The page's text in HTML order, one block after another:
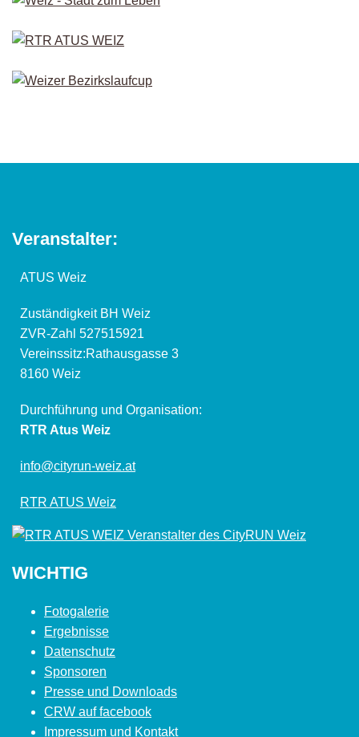
Veranstalter:
ATUS Weiz
Zuständigkeit BH Weiz
ZVR-Zahl 527515921
Vereinssitz:Rathausgasse 3
8160 Weiz
Durchführung und Organisation:
RTR Atus Weiz
info@cityrun-weiz.at
RTR ATUS Weiz
WICHTIG
Fotogalerie
Ergebnisse
Datenschutz
Sponsoren
Presse und Downloads
CRW auf facebook
Impressum und Kontakt